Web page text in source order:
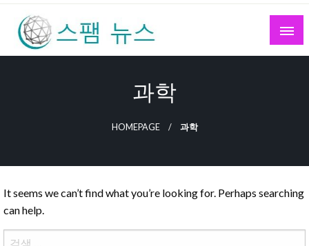
Skip
content
과학
HOMEPAGE 과학
It seems we can’t find what you’re looking for. Perhaps searching
can help.
검